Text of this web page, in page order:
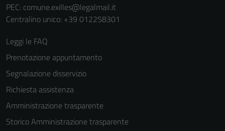
PEC: comune.exilles@legalmail.it
Centralino unico: +39 012258301
Leggi le FAQ
Prenotazione appuntamento
Segnalazione disservizio
Richiesta assistenza
Amministrazione trasparente
Storico Amministrazione trasparente